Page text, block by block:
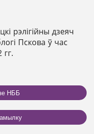
рэлігійны дзеяч
Пскова ў час
НББ